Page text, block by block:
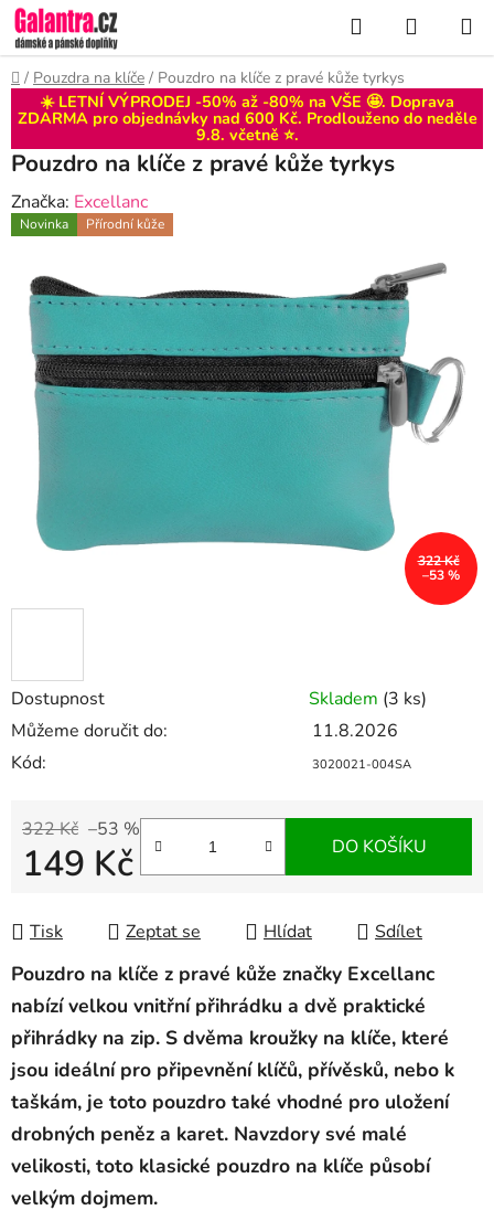
Přejít
na
obsah
Hledat
KOŠÍK
Domů
/ Pouzdra na klíče / Pouzdro na klíče z pravé kůže tyrkys
☀️ LETNÍ VÝPRODEJ -50% až -80% na VŠE 🤩. Doprava
ZDARMA pro objednávky nad 600 Kč. Prodlouženo do neděle
9.8. včetně ⭐.
Dostupnost Skladem (3 ks)
Můžeme doručit do:
11.8.2026
Kód:
3020021-004SA
322 Kč –53 %
149 Kč DO KOŠÍKU
Tisk Zeptat se Hlídat Sdílet
Pouzdro na klíče z pravé kůže značky Excellanc
nabízí velkou vnitřní přihrádku a dvě praktické
přihrádky na zip. S dvěma kroužky na klíče, které
jsou ideální pro připevnění klíčů, přívěsků, nebo k
taškám, je toto pouzdro také vhodné pro uložení
drobných peněz a karet. Navzdory své malé
velikosti, toto klasické pouzdro na klíče působí
velkým dojmem.
Pouzdro na klíče z pravé kůže tyrkys
Značka: Excellanc
Novinka Přírodní kůže
322 Kč
–53 %